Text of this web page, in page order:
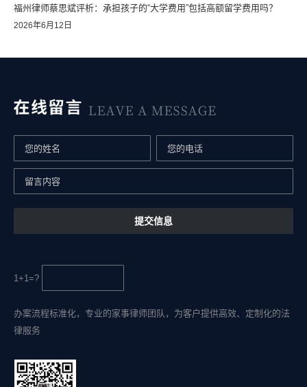
福州律师蔡思斌评析：承担孩子的“大学费用”包括高额留学费用吗？
2026年6月12日
1+1=?
办案流程标准化，专业的家事律师团队，为客户提供高效、定制化的法
律服务